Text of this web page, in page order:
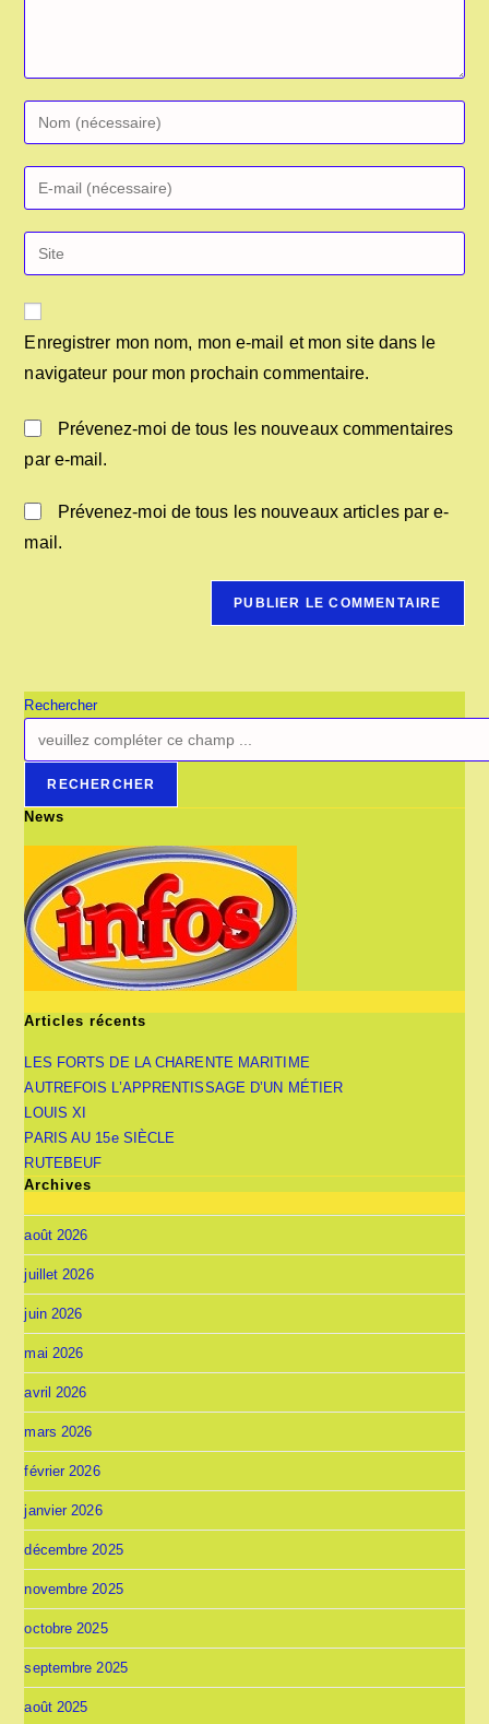
Enregistrer mon nom, mon e-mail et mon site dans le
navigateur pour mon prochain commentaire.
Prévenez-moi de tous les nouveaux commentaires
par e-mail.
Prévenez-moi de tous les nouveaux articles par e-
mail.
Rechercher
RECHERCHER
News
Articles récents
LES FORTS DE LA CHARENTE MARITIME
AUTREFOIS L’APPRENTISSAGE D’UN MÉTIER
LOUIS XI
PARIS AU 15e SIÈCLE
RUTEBEUF
Archives
août 2026
juillet 2026
juin 2026
mai 2026
avril 2026
mars 2026
février 2026
janvier 2026
décembre 2025
novembre 2025
octobre 2025
septembre 2025
août 2025